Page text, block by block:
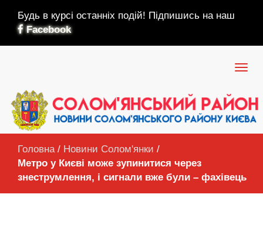
Будь в курсі останніх подій! Підпишись на наш
Facebook
Головна / Новини Солом'янки /
Метро у Києві може зупинитися через
знеструмлення, і сигнали вже були – фахівець